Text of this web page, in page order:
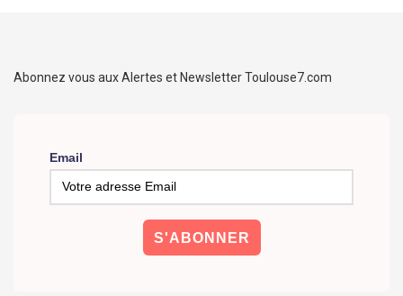
Abonnez vous aux Alertes et Newsletter Toulouse7.com
Email